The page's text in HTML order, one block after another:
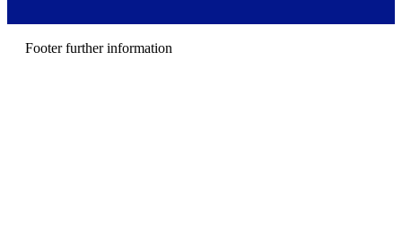
Footer further information